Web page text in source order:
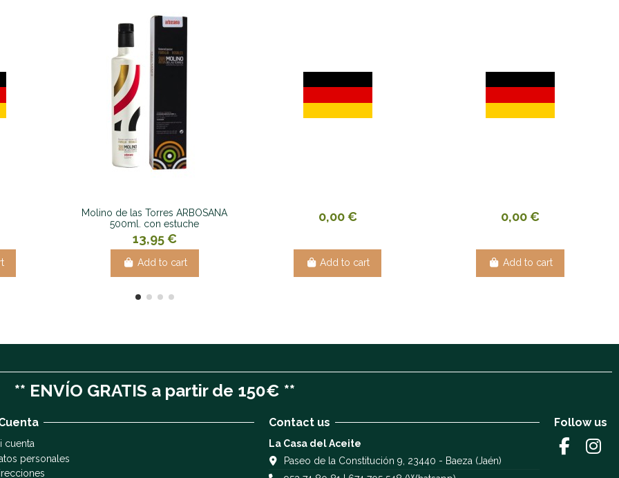
Molino de las Torres ARBOSANA
500ml. con estuche
13,95 €
Add to cart
0,00 €
Add to cart
0,00 €
Add to cart
** ENVÍO GRATIS a partir de 150€ **
cuenta
personales
Contact us
La Casa del Aceite
Paseo de la Constitución 9, 23440 - Baeza (Jaén)
Follow us